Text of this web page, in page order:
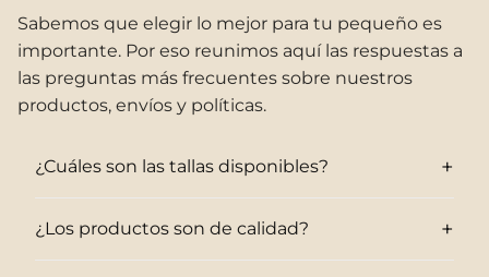
Sabemos que elegir lo mejor para tu pequeño es
importante. Por eso reunimos aquí las respuestas a
las preguntas más frecuentes sobre nuestros
productos, envíos y políticas.
¿Cuáles son las tallas disponibles? +
¿Los productos son de calidad? +